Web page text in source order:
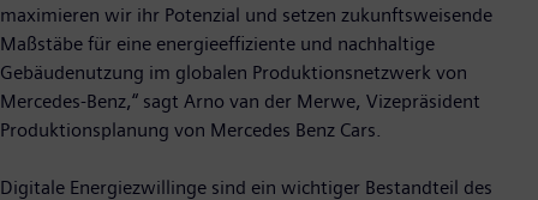
maximieren wir ihr Potenzial und setzen zukunftsweisende
Maßstäbe für eine energieeffiziente und nachhaltige
Gebäudenutzung im globalen Produktionsnetzwerk von
Mercedes-Benz,“ sagt Arno van der Merwe, Vizepräsident
Produktionsplanung von Mercedes Benz Cars.
Digitale Energiezwillinge sind ein wichtiger Bestandteil des